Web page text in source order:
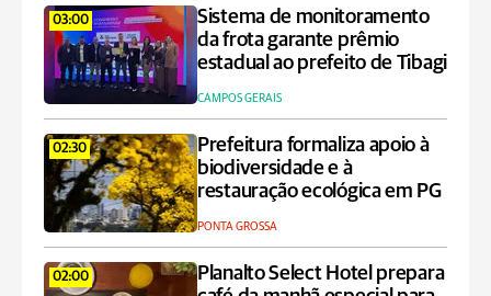
03:00
Sistema de monitoramento
da frota garante prêmio
estadual ao prefeito de Tibagi
CAMPOS GERAIS
02:30
Prefeitura formaliza apoio à
biodiversidade e à
restauração ecológica em PG
PONTA GROSSA
02:00
Planalto Select Hotel prepara